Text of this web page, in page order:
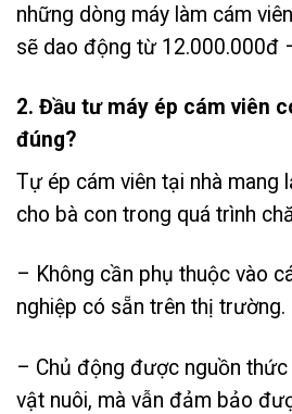
những dòng máy làm cám
sẽ dao động từ 12.000.000đ
2. Đầu tư máy ép cám viên
đúng?
Tự ép cám viên tại nhà mang
cho bà con trong quá trình
– Không cần phụ thuộc vào
nghiệp có sẵn trên thị trường.
– Chủ động được nguồn
vật nuôi, mà vẫn đảm bảo